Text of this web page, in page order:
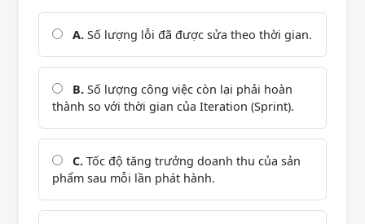
A. Số lượng lỗi đã được sửa theo thời gian.
B. Số lượng công việc còn lại phải hoàn
thành so với thời gian của Iteration (Sprint).
C. Tốc độ tăng trưởng doanh thu của sản
phẩm sau mỗi lần phát hành.